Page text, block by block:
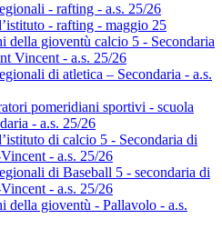
- rafting - a.s. 25/26
- rafting - maggio 25
della gioventù calcio 5 - Secondaria
Vincent - a.s. 25/26
di atletica – Secondaria - a.s.
pomeridiani sportivi - scuola
- a.s. 25/26
di calcio 5 - Secondaria di
- a.s. 25/26
di Baseball 5 - secondaria di
- a.s. 25/26
della gioventù - Pallavolo - a.s.